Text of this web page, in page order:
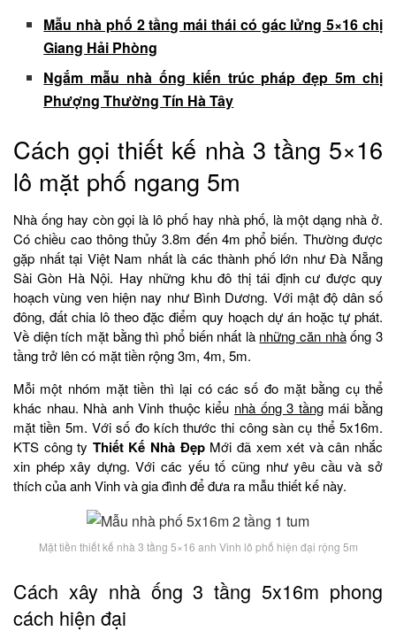
Mẫu nhà phố 2 tầng mái thái có gác lửng 5×16 chị
Giang Hải Phòng
Ngắm mẫu nhà ống kiến trúc pháp đẹp 5m chị
Phượng Thường Tín Hà Tây
Cách gọi thiết kế nhà 3 tầng 5×16
lô mặt phố ngang 5m
Nhà ống hay còn gọi là lô phố hay nhà phố, là một dạng nhà ở.
Có chiều cao thông thủy 3.8m đến 4m phổ biến. Thường được
gặp nhất tại Việt Nam nhất là các thành phố lớn như Đà Nẵng
Sài Gòn Hà Nội. Hay những khu đô thị tái định cư được quy
hoạch vùng ven hiện nay như Bình Dương. Với mật độ dân số
đông, đất chia lô theo đặc điểm quy hoạch dự án hoặc tự phát.
Về diện tích mặt bằng thì phổ biến nhất là những căn nhàống 3
tầng trở lên có mặt tiền rộng 3m, 4m, 5m.
Mỗi một nhóm mặt tiền thì lại có các số đo mặt bằng cụ thể
khác nhau. Nhà anh Vinh thuộc kiểu nhà ống 3 tầngmái bằng
mặt tiền 5m. Với số đo kích thước thi công sàn cụ thể 5x16m.
KTS công ty Thiết Kế Nhà ĐẹpMới đã xem xét và cân nhắc
xin phép xây dựng. Với các yếu tố cũng như yêu cầu và sở
thích của anh Vinh và gia đình để đưa ra mẫu thiết kế này.
Mặt tiền thiết kế nhà 3 tầng 5×16 anh Vinh lô phố hiện đại rộng 5m
Cách xây nhà ống 3 tầng 5x16m phong
cách hiện đại